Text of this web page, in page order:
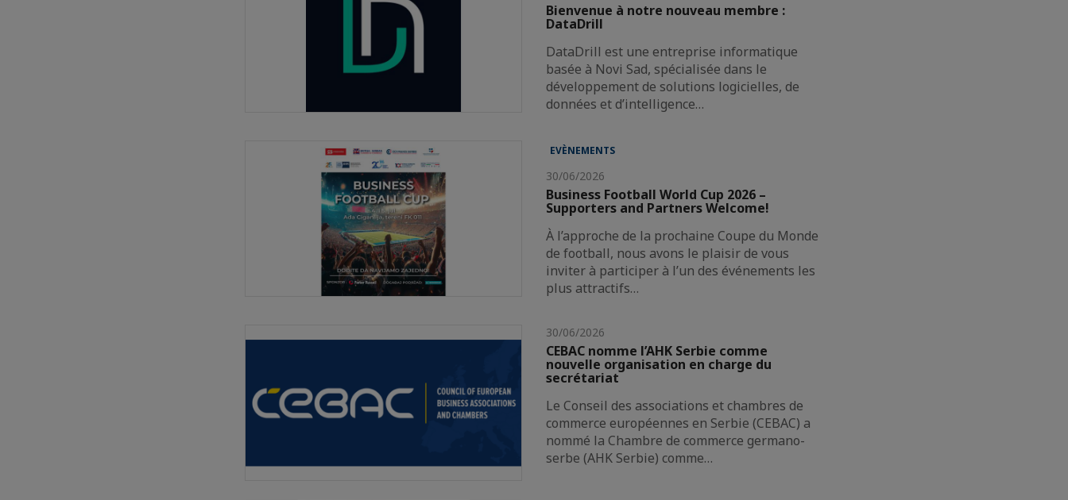
Bienvenue à notre nouveau membre :
DataDrill
DataDrill est une entreprise informatique
basée à Novi Sad, spécialisée dans le
développement de solutions logicielles, de
données et d’intelligence…
EVÈNEMENTS
30/06/2026
Business Football World Cup 2026 –
Supporters and Partners Welcome!
À l’approche de la prochaine Coupe du Monde
de football, nous avons le plaisir de vous
inviter à participer à l’un des événements les
plus attractifs…
30/06/2026
CEBAC nomme l’AHK Serbie comme
nouvelle organisation en charge du
secrétariat
Le Conseil des associations et chambres de
commerce européennes en Serbie (CEBAC) a
nommé la Chambre de commerce germano-
serbe (AHK Serbie) comme…